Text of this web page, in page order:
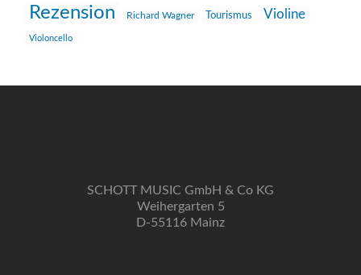
Rezension Richard Wagner Tourismus Violine
Violoncello
SCHOTT MUSIC GmbH & Co KG
Weihergarten 5
D-55116 Mainz